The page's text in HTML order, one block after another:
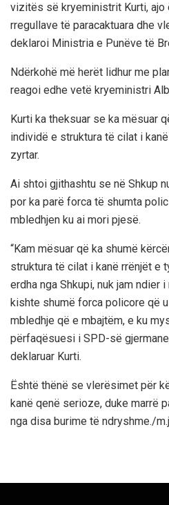
vizitës së kryeministrit Kurti, ajo
rregullave të paracaktuara dhe
deklaroi Ministria e Punëve të
Ndërkohë më herët lidhur me
reagoi edhe vetë kryeministri
Kurti ka theksuar se ka mësuar
individë e struktura të cilat i
zyrtar.
Ai shtoi gjithashtu se në Shkup
por ka parë forca të shumta
mbledhjen ku ai mori pjesë.
“Kam mësuar që ka shumë
struktura të cilat i kanë rrënjët e
erdha nga Shkupi, nuk jam ndier
kishte shumë forca policore që
mbledhje që e mbajtëm, e ku
përfaqësuesi i SPD-së
deklaruar Kurti.
Është thënë se vlerësimet për
kanë qenë serioze, duke marrë
nga disa burime të ndryshme./m.j